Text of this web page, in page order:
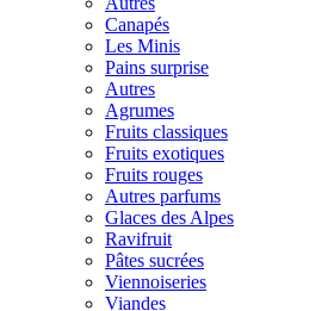
Canapés
Les Minis
Pains surprise
Autres
Agrumes
Fruits classiques
Fruits exotiques
Fruits rouges
Autres parfums
Glaces des Alpes
Ravifruit
Pâtes sucrées
Viennoiseries
Viandes